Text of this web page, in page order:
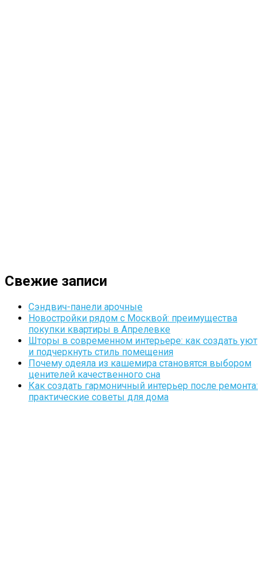
Свежие записи
Сэндвич-панели арочные
Новостройки рядом с Москвой: преимущества
покупки квартиры в Апрелевке
Шторы в современном интерьере: как создать уют
и подчеркнуть стиль помещения
Почему одеяла из кашемира становятся выбором
ценителей качественного сна
Как создать гармоничный интерьер после ремонта:
практические советы для дома